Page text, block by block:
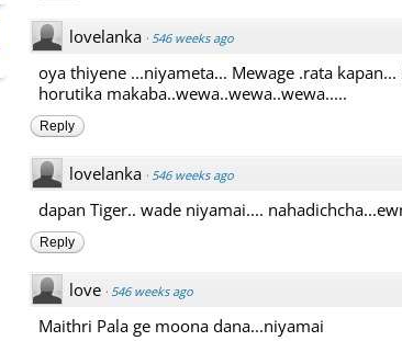
lovelanka · 546 weeks ago
oya thiyene ...niyameta... Mewage .rata
horutika makaba..wewa..wewa..wewa.....
Reply
lovelanka · 546 weeks ago
dapan Tiger.. wade niyamai....
Reply
love · 546 weeks ago
Maithri Pala ge moona dana...niyamai